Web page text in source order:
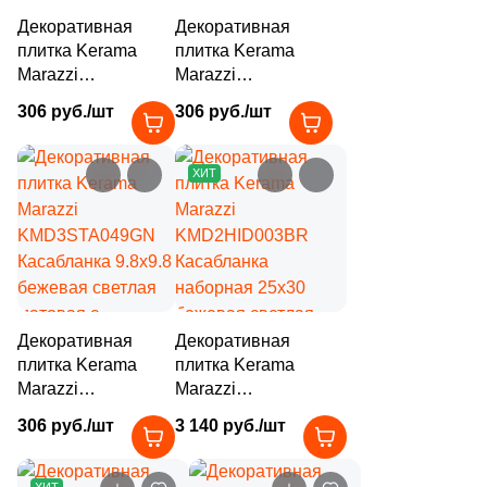
Infinity Ceramica ( 153)
Inter Gres (
Isla (24)
Itaca (15)
Italgraniti (204)
Italica Tiles (46)
Jano Tiles (
Janye Slab (21
KRONOS (
Keraben (112)
Декоративная
плитка Kerama
Marazzi
KMD3STA050GN
Касабланка 9.8x9.8
серая светлая
матовая с
орнаментом
306 руб./шт
Декоративная
плитка Kerama
Marazzi
KMD3STA051GN
Касабланка 9.8x9.8
серая матовая с
орнаментом
306 руб./шт
Декоративная
плитка Kerama
Marazzi
KMD3STA049GN
Касабланка 9.8x9.8
бежевая светлая
306 руб./шт
ХИТ
Декоративная
плитка Kerama
Marazzi
Касабланка
наборная 25x30
3 140 руб./шт